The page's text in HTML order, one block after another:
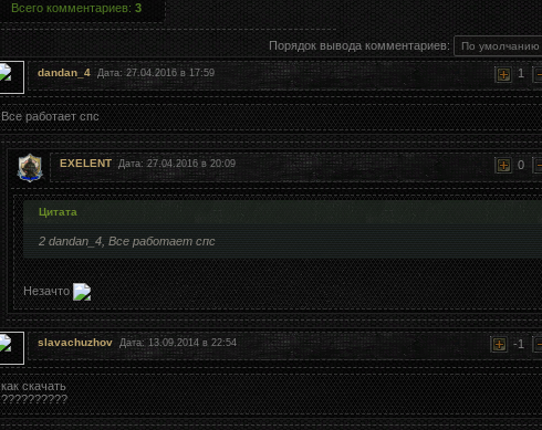
Всего комментариев: 3
Порядок вывода комментариев:
1
dandan_4 Дата: 27.04.2016 в 17:59
Все работает спс
0
EXELENT Дата: 27.04.2016 в 20:09
Цитата
2 dandan_4, Все работает спс
Незачто
-1
slavachuzhov Дата: 13.09.2014 в 22:54
как скачать
??????????